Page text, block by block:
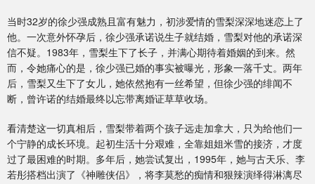
当时32岁的徐少强成熟且富有魅力，初涉爱情的雪梨深深地迷恋上了
他。一次意外怀孕后，徐少强承诺说生子就结婚，雪梨对他的承诺深
信不疑。1983年，雪梨生下了长子，并满心期待着婚姻的到来。然
而，令她痛心的是，徐少强已婚的事实被曝光，形象一落千丈。两年
后，雪梨又生下了女儿，她依然抱有一丝希望，但徐少强的绯闻不
断，曾许诺的结婚最终以忘带离婚证草草收场。
看清楚这一切真相后，雪梨带着两个孩子远走加拿大，只为给他们一
个宁静的成长环境。起初生活十分艰难，全靠姐姐米雪的接济，才度
过了最困难的时期。多年后，她尝试复出，1995年，她与古天乐、李
若彤搭档出演了《神雕侠侣》，将李莫愁的痴情和狠辣演绎得淋漓尽